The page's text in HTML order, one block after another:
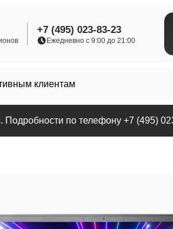
+7 (495) 023-83-23
Ежедневно с 9:00 до 21:00
клиентам
по телефону +7 (495)